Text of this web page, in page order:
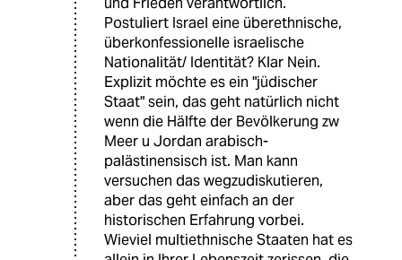
Postuliert Israel eine überethnische,
überkonfessionelle israelische
Nationalität/ Identität? Klar Nein.
Explizit möchte es ein "jüdischer
Staat" sein, das geht natürlich nicht
wenn die Hälfte der Bevölkerung zw
Meer u Jordan arabisch-
palästinensisch ist. Man kann
versuchen das wegzudiskutieren,
aber das geht einfach an der
historischen Erfahrung vorbei.
Wieviel multiethnische Staaten hat es